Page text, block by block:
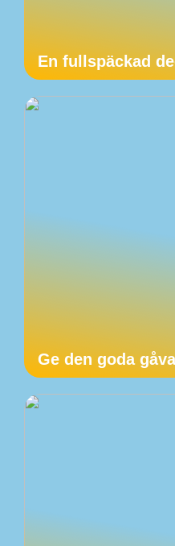
En fullspäckad
Ge den goda